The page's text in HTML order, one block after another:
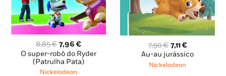
8,85€ O
preço
original
era:
7,96 €O
preço
atual
O super-robô do Ryder
(Patrulha Pata)
Nickelodeon
7,90€ O
preço
original
7,11€O
preço
Au-au jurássico
Nickelodeon